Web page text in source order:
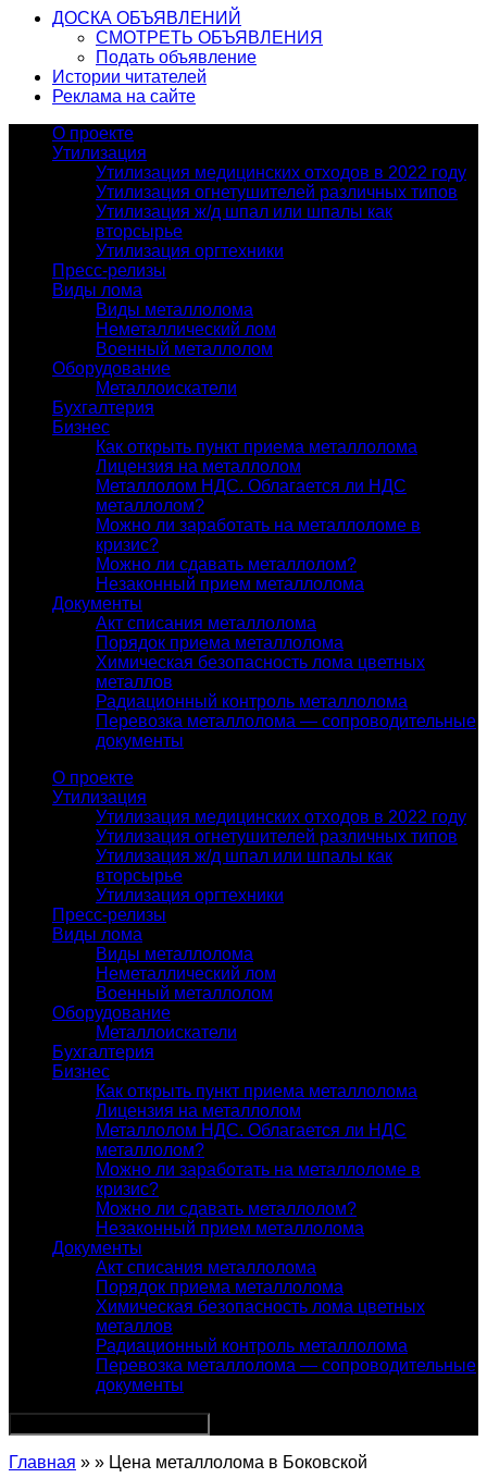
ДОСКА ОБЪЯВЛЕНИЙ
СМОТРЕТЬ ОБЪЯВЛЕНИЯ
Подать объявление
Истории читателей
Реклама на сайте
О проекте
Утилизация
Утилизация медицинских отходов в 2022 году
Утилизация огнетушителей различных типов
Утилизация ж/д шпал или шпалы как
вторсырье
Утилизация оргтехники
Пресс-релизы
Виды лома
Виды металлолома
Неметаллический лом
Военный металлолом
Оборудование
Металлоискатели
Бухгалтерия
Бизнес
Как открыть пункт приема металлолома
Лицензия на металлолом
Металлолом НДС. Облагается ли НДС
металлолом?
Можно ли заработать на металлоломе в
кризис?
Можно ли сдавать металлолом?
Незаконный прием металлолома
Документы
Акт списания металлолома
Порядок приема металлолома
Химическая безопасность лома цветных
металлов
Радиационный контроль металлолома
Перевозка металлолома — сопроводительные
документы
О проекте
Утилизация
Утилизация медицинских отходов в 2022 году
Утилизация огнетушителей различных типов
Утилизация ж/д шпал или шпалы как
вторсырье
Утилизация оргтехники
Пресс-релизы
Виды лома
Виды металлолома
Неметаллический лом
Военный металлолом
Оборудование
Металлоискатели
Бухгалтерия
Бизнес
Как открыть пункт приема металлолома
Лицензия на металлолом
Металлолом НДС. Облагается ли НДС
металлолом?
Можно ли заработать на металлоломе в
кризис?
Можно ли сдавать металлолом?
Незаконный прием металлолома
Документы
Акт списания металлолома
Порядок приема металлолома
Химическая безопасность лома цветных
металлов
Радиационный контроль металлолома
Перевозка металлолома — сопроводительные
документы
Главная » » Цена металлолома в Боковской